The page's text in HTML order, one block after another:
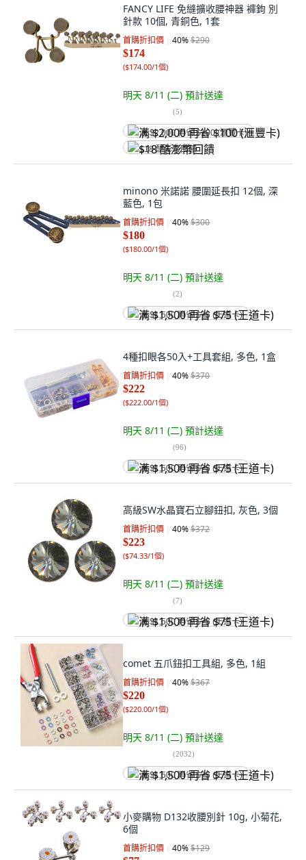
FANCY LIFE 免縫擴收腰神器 褲鉤 別
針款 10個, 青銅色, 1套
首購折扣價 40%$290
$174
($174.00/1個)
明天 8/11 (二) 預計送達
(5)
满 $2,000 再省 $100 (滙豐卡)
$18 酷澎幣回饋
minono 米諾諾 腰圍延長扣 12個, 深
藍色, 1包
首購折扣價 40%$300
$180
($180.00/1個)
明天 8/11 (二) 預計送達
(2)
满 $1,500 再省 $75 (王道卡)
4種扣眼各50入+工具套組, 多色, 1盒
首購折扣價 40%$370
$222
($222.00/1個)
明天 8/11 (二) 預計送達
(96)
满 $1,500 再省 $75 (王道卡)
高級SW水晶寶石立腳鈕扣, 灰色, 3個
首購折扣價 40%$372
$223
($74.33/1個)
明天 8/11 (二) 預計送達
(7)
满 $1,500 再省 $75 (王道卡)
comet 五爪鈕扣工具組, 多色, 1組
首購折扣價 40%$367
$220
($220.00/1個)
明天 8/11 (二) 預計送達
(2032)
满 $1,500 再省 $75 (王道卡)
小麥購物 D132收腰別針 10g, 小菊花,
6個
首購折扣價 40%$129